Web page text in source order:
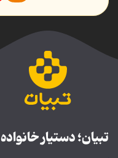
تبیان؛ دستیار خانواده